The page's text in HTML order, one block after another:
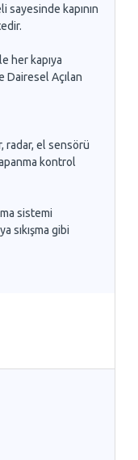
sayesinde kapının
her kapıya
Dairesel Açılan
radar, el sensörü
kontrol
sistemi
sıkışma gibi